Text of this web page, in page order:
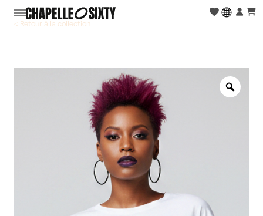
< Retour à la collection
Zoom